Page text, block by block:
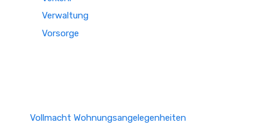
Verwaltung
Vorsorge
Vollmacht Wohnungsangelegenheiten